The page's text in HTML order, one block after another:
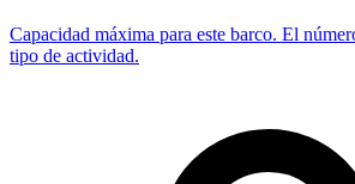
Capacidad máxima para este barco. El
tipo de actividad.